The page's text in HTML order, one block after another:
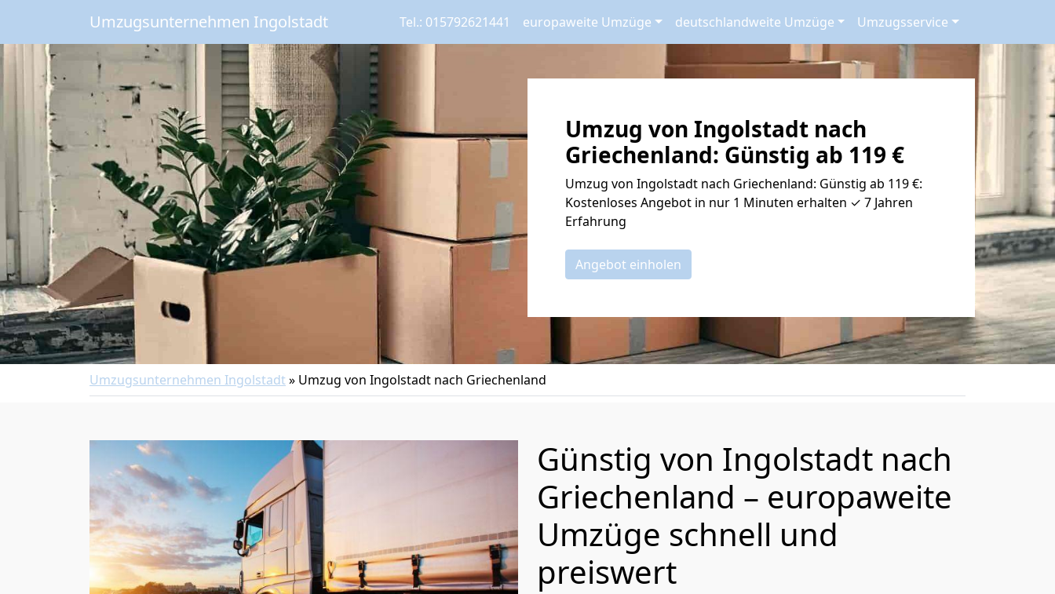
Umzugsunternehmen Ingolstadt Tel.: 015792621441 europaweite Umzüge deutschlandweite Umzüge Umzugsservice
Umzug von Ingolstadt nach
Griechenland: Günstig ab 119 €
Umzug von Ingolstadt nach Griechenland: Günstig ab 119 €:
Kostenloses Angebot in nur 1 Minuten erhalten ✓ 7 Jahren
Erfahrung
Angebot einholen
Umzugsunternehmen Ingolstadt» Umzug von Ingolstadt nach Griechenland
Günstig von Ingolstadt nach
Griechenland – europaweite
Umzüge schnell und
preiswert